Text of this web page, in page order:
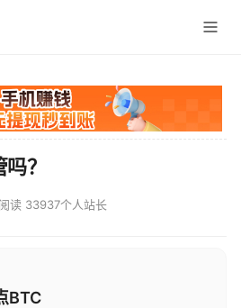
？
阅读 33937个人站长
BTC